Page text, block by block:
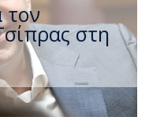
κύμα
Κελσίου